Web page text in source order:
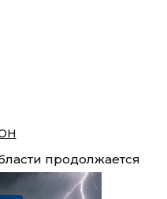
продолжается